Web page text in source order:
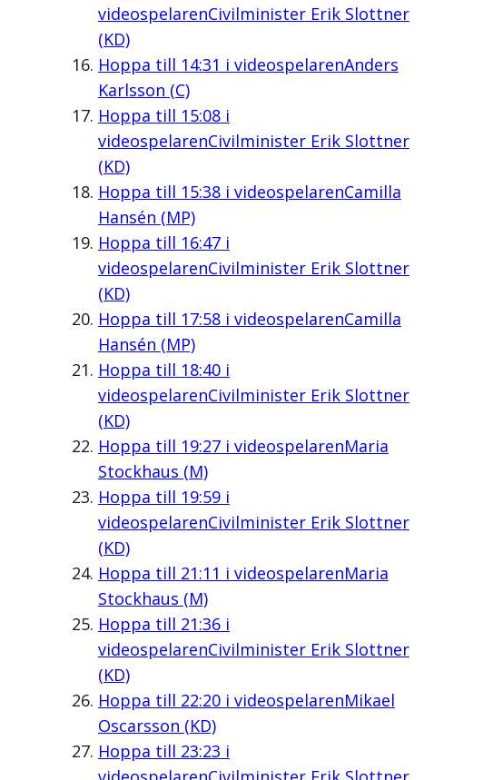
videospelarenCivilminister Erik Slottner
(KD)
Hoppa till 14:31 i videospelarenAnders
Karlsson (C)
Hoppa till 15:08i
videospelarenCivilminister Erik Slottner
(KD)
Hoppa till 15:38i videospelarenCamilla
Hansén (MP)
Hoppa till 16:47i
videospelarenCivilminister Erik Slottner
(KD)
Hoppa till 17:58i videospelarenCamilla
Hansén (MP)
Hoppa till 18:40i
videospelarenCivilminister Erik Slottner
(KD)
Hoppa till 19:27i videospelarenMaria
Stockhaus (M)
Hoppa till 19:59i
videospelarenCivilminister Erik Slottner
(KD)
Hoppa till 21:11 i videospelarenMaria
Stockhaus (M)
Hoppa till 21:36i
videospelarenCivilminister Erik Slottner
(KD)
Hoppa till 22:20i videospelarenMikael
Oscarsson (KD)
Hoppa till 23:23 i